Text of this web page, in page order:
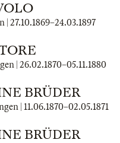
| 27.10.1869–24.03.1897
| 26.02.1870–05.11.1880
BRÜDER
| 11.06.1870–02.05.1871
BRÜDER